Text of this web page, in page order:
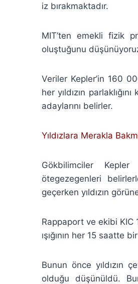
iz bırakmaktadır.
MIT’ten emekli fizik
oluştuğunu
Veriler Kepler’in 160
her yıldızın
adaylarını belirler.
Yıldızlara Merakla
Gökbilimciler Kepler
ötegezegenleri
geçerken yıldızın
Rappaport ve ekibi KIC
ışığının her 15 saatte
Bunun önce yıldızın
olduğu düşünüldü.